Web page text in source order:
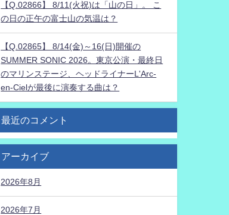
【Q.02866】 8/11(火祝)は「山の日」。 こ
の日の正午の富士山の気温は？
【Q.02865】 8/14(金)～16(日)開催の
SUMMER SONIC 2026。東京公演・最終日
のマリンステージ、ヘッドライナーL'Arc-
en-Cielが最後に演奏する曲は？
最近のコメント
アーカイブ
2026年8月
2026年7月